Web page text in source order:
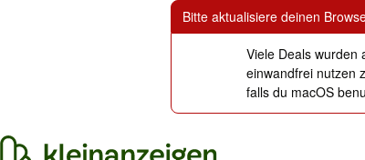
Bitte aktualisiere deinen
Viele Deals wurden
einwandfrei nutzen
falls du macOS